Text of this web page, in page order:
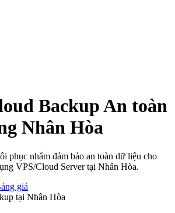
BackupAn toàn
Nhân Hòa
phục nhằm đảm bảo an toàn dữ liệu cho
VPS/Cloud Server tại Nhân Hòa.
giá